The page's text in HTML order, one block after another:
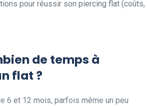
pour réussir son piercing flat
de temps à
flat ?
6 et 12 mois, parfois même un peu